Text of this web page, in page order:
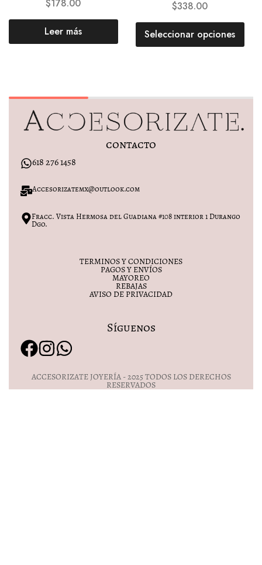
$178.00
Leer más
$338.00
Seleccionar opciones
contacto
618 276 1458
Accesorizatemx@outlook.com
Fracc. Vista Hermosa del Guadiana #108 interior 1 Durango
Dgo.
TERMINOS Y CONDICIONES
PAGOS Y ENVÍOS
MAYOREO
REBAJAS
AVISO DE PRIVACIDAD
Síguenos
ACCESORIZATE JOYERÍA - 2025 TODOS LOS DERECHOS
RESERVADOS